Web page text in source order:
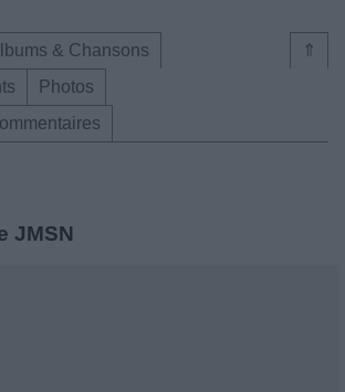
⇑
& Chansons
Photos
JMSN